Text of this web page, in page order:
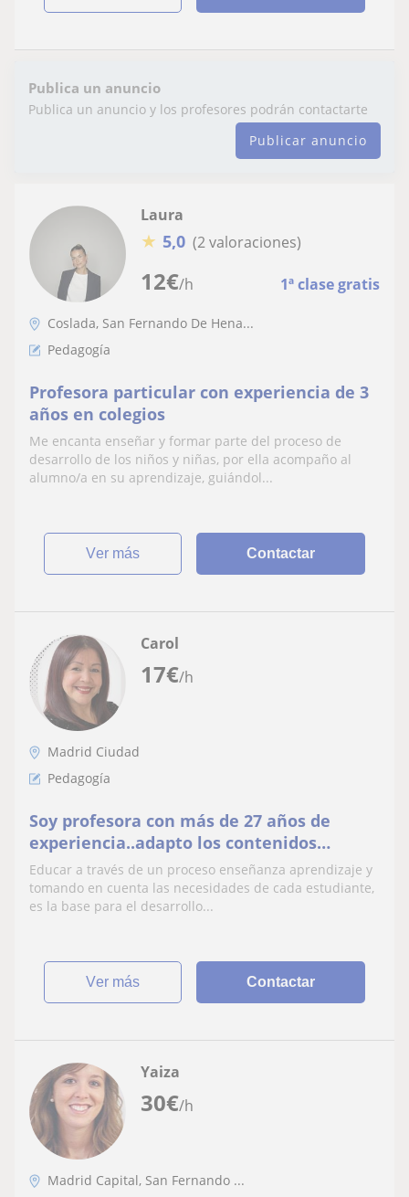
Publica un anuncio
Publica un anuncio y los profesores podrán contactarte
Publicar anuncio
12€/h 1ª clase gratis
Laura
★ 5,0 (2 valoraciones)
Coslada, San Fernando De Hena...
Pedagogía
Profesora particular con experiencia de 3
años en colegios
Me encanta enseñar y formar parte del proceso de
desarrollo de los niños y niñas, por ella acompaño al
alumno/a en su aprendizaje, guiándol...
ver más Contactar
17€/h
Carol
Madrid Ciudad
Pedagogía
Soy profesora con más de 27 años de
experiencia..adapto los contenidos
curriculares de acuerdo a las necesidades
y debilidades de mis alumnos. Me gusta
enseñar a través de actividades lúdicas
Educar a través de un proceso enseñanza aprendizaje y
tomando en cuenta las necesidades de cada estudiante,
es la base para el desarrollo...
ver más Contactar
30€/h
Yaiza
Madrid Capital, San Fernando ...